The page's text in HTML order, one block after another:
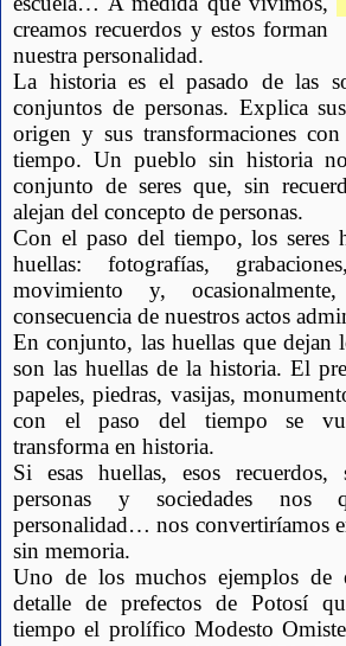
creamos recuerdos y estos forman
nuestra personalidad.
La historia es el pasado de las
conjuntos de personas. Explica
origen y sus transformaciones
tiempo. Un pueblo sin historia
conjunto de seres que, sin
alejan del concepto de personas.
Con el paso del tiempo, los seres
huellas: fotografías,
movimiento y,
consecuencia de nuestros actos
En conjunto, las huellas que dejan
son las huellas de la historia. El
papeles, piedras, vasijas,
con el paso del tiempo se
transforma en historia.
Si esas huellas, esos recuerdos,
personas y sociedades nos
personalidad… nos convertiríamos
sin memoria.
Uno de los muchos ejemplos de
detalle de prefectos de Potosí
tiempo el prolífico Modesto